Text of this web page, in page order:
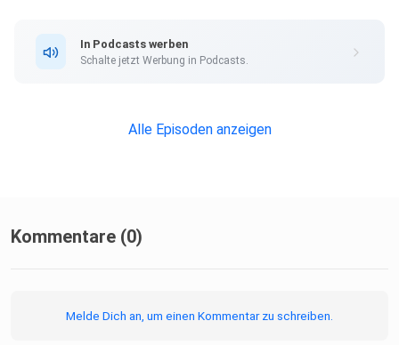
In Podcasts werben
Schalte jetzt Werbung in Podcasts.
Alle Episoden anzeigen
Kommentare (0)
Melde Dich an, um einen Kommentar zu schreiben.